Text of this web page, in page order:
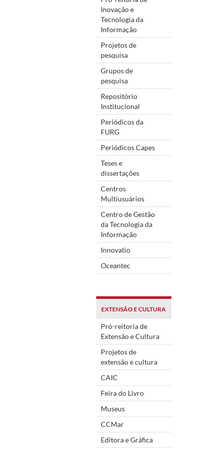
Inovação e
Tecnologia da
Informação
Projetos de
pesquisa
Grupos de
pesquisa
Repositório
Institucional
Periódicos da
FURG
Periódicos Capes
Teses e
dissertações
Centros
Multiusuários
Centro de Gestão
da Tecnologia da
Informação
Innovatio
Oceantec
EXTENSÃO E CULTURA
Pró-reitoria de
Extensão e Cultura
Projetos de
extensão e cultura
CAIC
Feira do Livro
Museus
CCMar
Editora e Gráfica